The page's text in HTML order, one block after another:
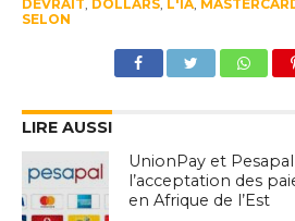
DEVRAIT, DOLLARS, L'IA,
SELON
LIRE AUSSI
UnionPay et
l’acceptation des
en Afrique de l’Est